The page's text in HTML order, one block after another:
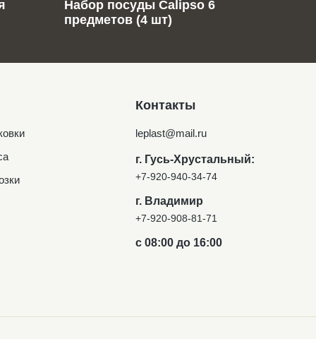
Набор посуды Calipso 6
предметов (4 шт)
Контакты
leplast@mail.ru
г. Гусь-Хрустальный:
+7-920-940-34-74
г. Владимир
+7-920-908-81-71
с 08:00 до 16:00